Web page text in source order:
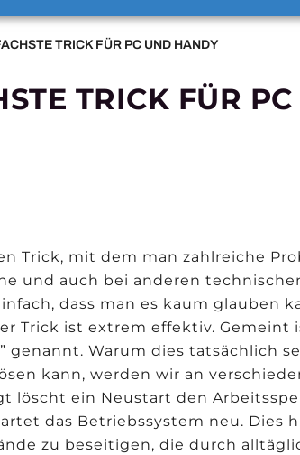
TRICK FÜR PC UND HANDY
TRICK FÜR
Trick, mit dem man zahlreiche
und auch bei anderen
dass man es kaum glauben
Trick ist extrem effektiv. Gemeint
genannt. Warum dies tatsächlich
kann, werden wir an
löscht ein Neustart den
das Betriebssystem neu. Dies
zu beseitigen, die durch